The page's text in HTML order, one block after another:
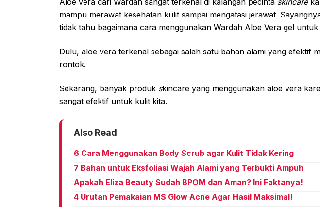
Aloe vera dari Wardah sangat terkenal di kalangan pecinta skincare
mampu merawat kesehatan kulit sampai mengatasi jerawat.
tidak tahu bagaimana cara menggunakan Wardah Aloe Vera gel untuk
Dulu, aloe vera terkenal sebagai salah satu bahan alami yang efektif
rontok.
Sekarang, banyak produk skincare yang menggunakan aloe vera
sangat efektif untuk kulit kita.
Also Read
6 Cara Menggunakan Body Scrub agar Kulit Tidak Kering
7 Bahan untuk Eksfoliasi Wajah Alami yang Terbukti Ampuh
Apakah Eliza Beauty Sudah BPOM dan Aman? Ini Faktanya!
4 Urutan Pemakaian MS Glow Acne Agar Hasil Maksimal!